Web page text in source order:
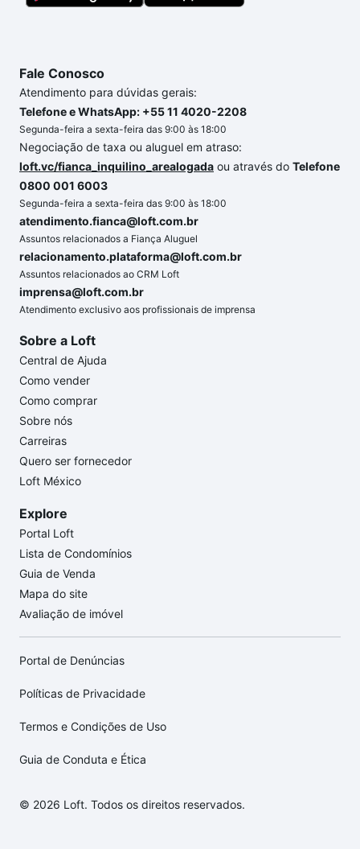
Fale Conosco
Atendimento para dúvidas gerais:
Telefone e WhatsApp: +55 11 4020-2208
Segunda-feira a sexta-feira das 9:00 às 18:00
Negociação de taxa ou aluguel em atraso:
loft.vc/fianca_inquilino_arealogada ou através do Telefone
0800 001 6003
Segunda-feira a sexta-feira das 9:00 às 18:00
atendimento.fianca@loft.com.br
Assuntos relacionados a Fiança Aluguel
relacionamento.plataforma@loft.com.br
Assuntos relacionados ao CRM Loft
imprensa@loft.com.br
Atendimento exclusivo aos profissionais de imprensa
Sobre a Loft
Central de Ajuda
Como vender
Como comprar
Sobre nós
Carreiras
Quero ser fornecedor
Loft México
Explore
Portal Loft
Lista de Condomínios
Guia de Venda
Mapa do site
Avaliação de imóvel
Portal de Denúncias
Políticas de Privacidade
Termos e Condições de Uso
Guia de Conduta e Ética
© 2026 Loft. Todos os direitos reservados.